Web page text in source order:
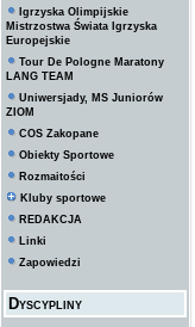
Igrzyska Olimpijskie
Mistrzostwa Świata Igrzyska
Europejskie
Tour De Pologne Maratony
LANG TEAM
Uniwersjady, MS Juniorów
ZIOM
COS Zakopane
Obiekty Sportowe
Rozmaitości
Kluby sportowe
REDAKCJA
Linki
Zapowiedzi
Dyscypliny